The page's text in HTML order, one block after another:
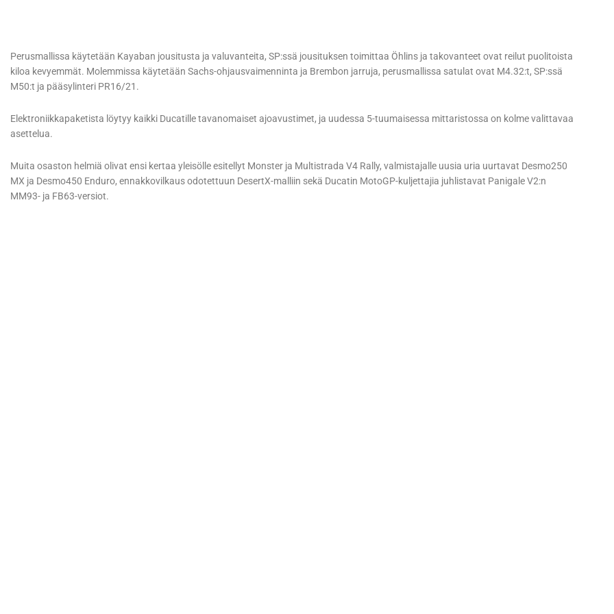
Perusmallissa käytetään Kayaban jousitusta ja valuvanteita, SP:ssä jousituksen toimittaa Öhlins ja takovanteet ovat reilut puolitoista
kiloa kevyemmät. Molemmissa käytetään Sachs-ohjausvaimenninta ja Brembon jarruja, perusmallissa satulat ovat M4.32:t, SP:ssä
M50:t ja pääsylinteri PR16/21.
Elektroniikkapaketista löytyy kaikki Ducatille tavanomaiset ajoavustimet, ja uudessa 5-tuumaisessa mittaristossa on kolme valittavaa
asettelua.
Muita osaston helmiä olivat ensi kertaa yleisölle esitellyt Monster ja Multistrada V4 Rally, valmistajalle uusia uria uurtavat Desmo250
MX ja Desmo450 Enduro, ennakkovilkaus odotettuun DesertX-malliin sekä Ducatin MotoGP-kuljettajia juhlistavat Panigale V2:n
MM93- ja FB63-versiot.